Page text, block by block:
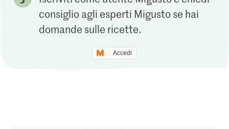
consiglio agli esperti Migusto se hai
domande sulle ricette.
Accedi